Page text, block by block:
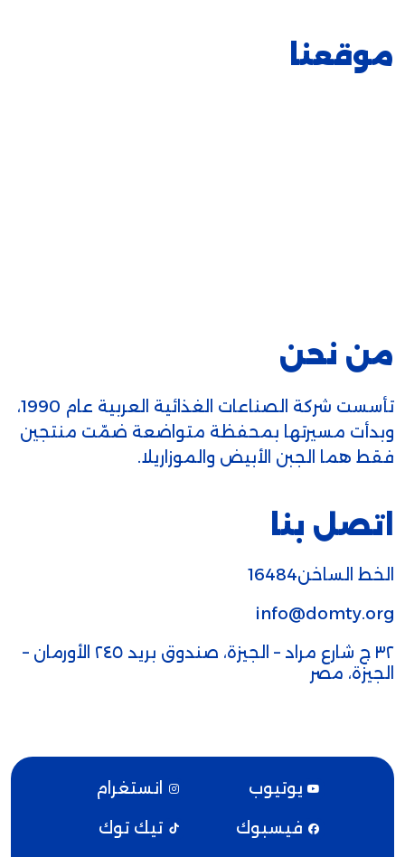
موقعنا
من نحن
تأسست شركة الصناعات الغذائية العربية عام 1990،
وبدأت مسيرتها بمحفظة متواضعة ضمّت منتجين
فقط هما الجبن الأبيض والموزاريلا.
اتصل بنا
الخط الساخن16484
info@domty.org
٣٢ ج شارع مراد – الجيزة، صندوق بريد ٢٤٥ الأورمان –
الجيزة، مصر
يوتيوب
انستغرام
فيسبوك
تيك توك